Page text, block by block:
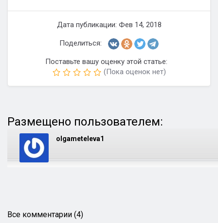
Дата публикации: Фев 14, 2018
Поделиться:
Поставьте вашу оценку этой статье:
(Пока оценок нет)
Размещено пользователем:
olgameteleva1
Все комментарии (4)